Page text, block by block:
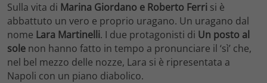
Sulla vita di Marina Giordano e Roberto Ferri si è
abbattuto un vero e proprio uragano. Un uragano dal
nome Lara Martinelli. I due protagonisti di Un posto al
sole non hanno fatto in tempo a pronunciare il ‘sì’ che,
nel bel mezzo delle nozze, Lara si è ripresentata a
Napoli con un piano diabolico.